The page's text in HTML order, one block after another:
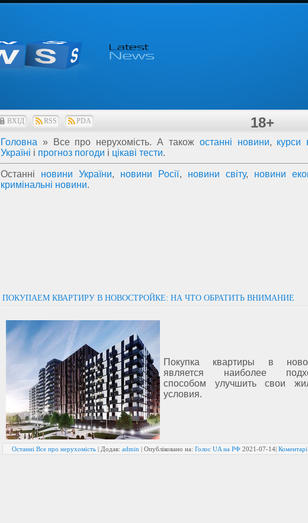
ВХІД RSS PDA 18+
Головна » Все про нерухомість. А також останні новини, курси
Україні і прогноз погоди і цікаві тести.
Останні новини України, новини Росії, новини світу, новини
кримінальні новини.
ПОКУПАЕМ КВАРТИРУ В НОВОСТРОЙКЕ: НА ЧТО ОБРАТИТЬ ВНИМАНИЕ
Покупка квартиры в
является наиболее
способом улучшить свои
условия.
Останні Все про нерухомість | Додав: admin | Опубліковано на: Голос UA на РФ 2021-07-14|